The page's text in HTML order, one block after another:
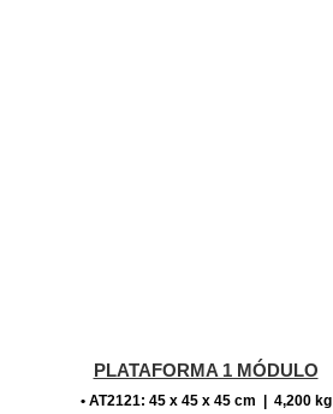
PLATAFORMA 1 MÓDULO
• AT2121: 45 x 45 x 45 cm | 4,200 kg